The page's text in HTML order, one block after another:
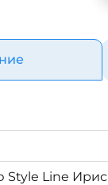
Style Line